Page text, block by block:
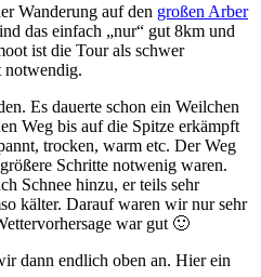
Wanderung auf den großen Arber
das einfach „nur“ gut 8km und
ist die Tour als schwer
notwendig.
Es dauerte schon ein Weilchen
Weg bis auf die Spitze erkämpft
trocken, warm etc. Der Weg
Schritte notwenig waren.
Schnee hinzu, er teils sehr
kälter. Darauf waren wir nur sehr
war gut 🙂
dann endlich oben an. Hier ein